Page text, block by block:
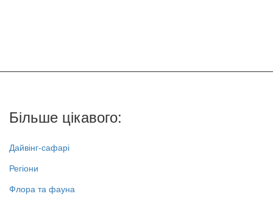
Більше цікавого:
Дайвінг-сафарі
Регіони
Флора та фауна